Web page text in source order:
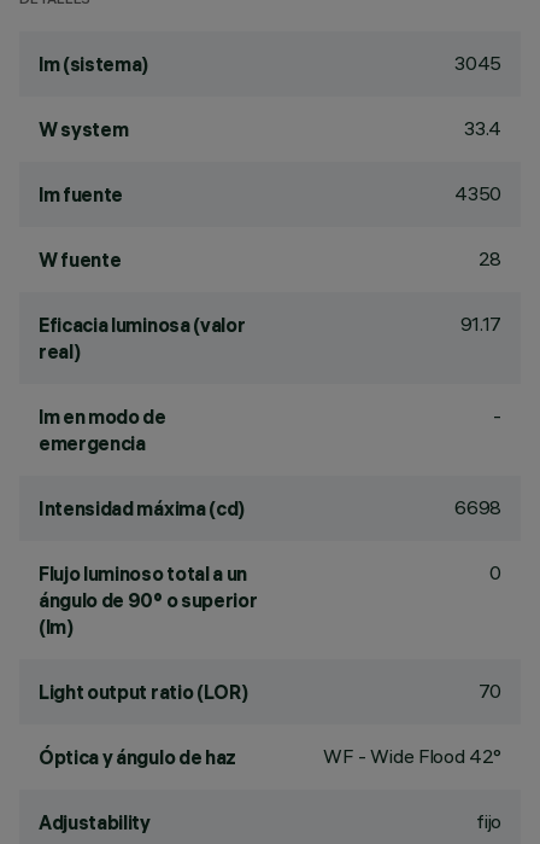
lm (sistema) 3045
W system 33.4
lm fuente 4350
W fuente 28
Eficacia luminosa (valor
real)
91.17
lm en modo de
emergencia
-
Intensidad máxima (cd) 6698
Flujo luminoso total a un
ángulo de 90° o superior
(lm)
0
Light output ratio (LOR) 70
Óptica y ángulo de haz WF - Wide Flood 42°
Adjustability fijo